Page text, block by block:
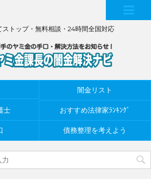
ストップ・無料相談・24時間全国対応
闇金リスト
士 おすすめ法律家ﾗﾝｷﾝｸﾞ
債務整理を考えよう